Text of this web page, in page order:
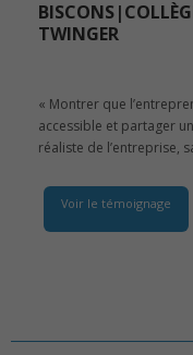
TWINGER
« Montrer que
accessible et partager
réaliste de l’entreprise,
Voir le témoignage